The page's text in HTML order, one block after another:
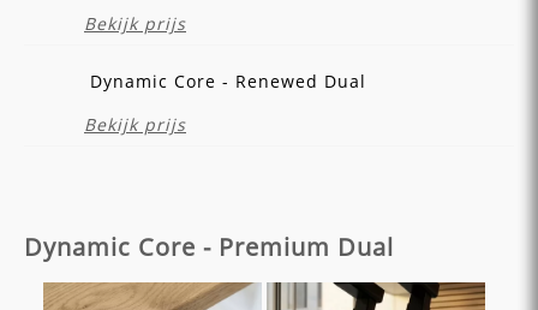
Bekijk prijs
Dynamic Core - Renewed Dual
Bekijk prijs
Dynamic Core - Premium Dual